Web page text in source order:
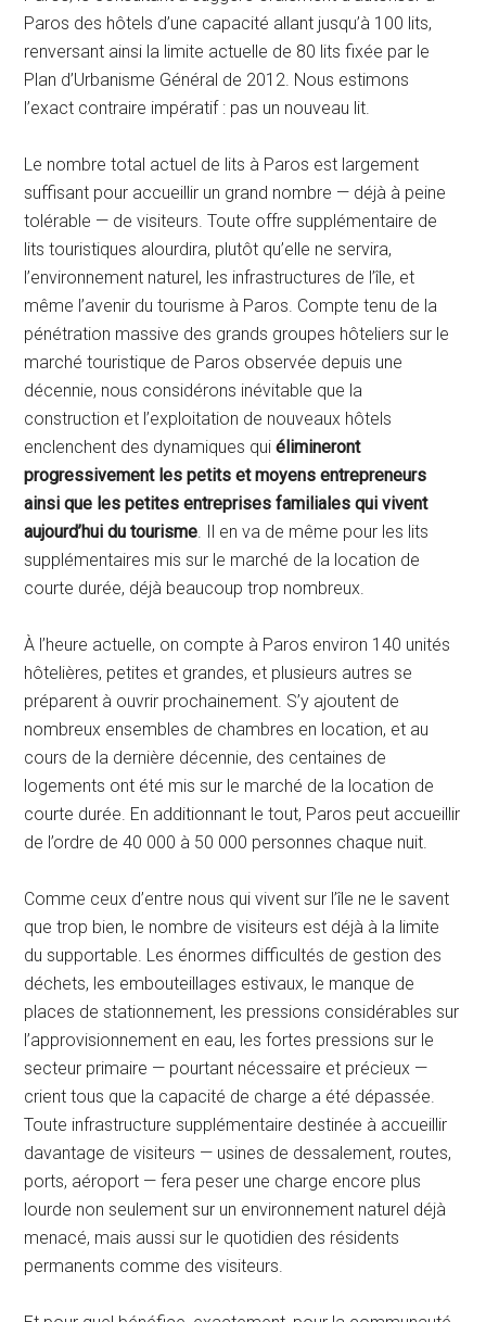
Paros des hôtels d’une capacité allant jusqu’à 100 lits,
renversant ainsi la limite actuelle de 80 lits fixée par le
Plan d’Urbanisme Général de 2012. Nous estimons
l’exact contraire impératif : pas un nouveau lit.
Le nombre total actuel de lits à Paros est largement
suffisant pour accueillir un grand nombre — déjà à peine
tolérable — de visiteurs. Toute offre supplémentaire de
lits touristiques alourdira, plutôt qu’elle ne servira,
l’environnement naturel, les infrastructures de l’île, et
même l’avenir du tourisme à Paros. Compte tenu de la
pénétration massive des grands groupes hôteliers sur le
marché touristique de Paros observée depuis une
décennie, nous considérons inévitable que la
construction et l’exploitation de nouveaux hôtels
enclenchent des dynamiques quiélimineront
progressivement les petits et moyens entrepreneurs
ainsi que les petites entreprises familiales qui vivent
aujourd’hui du tourisme. Il en va de même pour les lits
supplémentaires mis sur le marché de la location de
courte durée, déjà beaucoup trop nombreux.
À l’heure actuelle, on compte à Paros environ 140 unités
hôtelières, petites et grandes, et plusieurs autres se
préparent à ouvrir prochainement. S’y ajoutent de
nombreux ensembles de chambres en location, et au
cours de la dernière décennie, des centaines de
logements ont été mis sur le marché de la location de
courte durée. En additionnant le tout, Paros peut accueillir
de l’ordre de 40 000 à 50 000 personnes chaque nuit.
Comme ceux d’entre nous qui vivent sur l’île ne le savent
que trop bien, le nombre de visiteurs est déjà à la limite
du supportable. Les énormes difficultés de gestion des
déchets, les embouteillages estivaux, le manque de
places de stationnement, les pressions considérables sur
l’approvisionnement en eau, les fortes pressions sur le
secteur primaire — pourtant nécessaire et précieux —
crient tous que la capacité de charge a été dépassée.
Toute infrastructure supplémentaire destinée à accueillir
davantage de visiteurs — usines de dessalement, routes,
ports, aéroport — fera peser une charge encore plus
lourde non seulement sur un environnement naturel déjà
menacé, mais aussi sur le quotidien des résidents
permanents comme des visiteurs.